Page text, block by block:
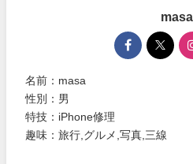
masa
名前：masa
性別：男
特技：iPhone修理
趣味：旅行,グルメ,写真,三線